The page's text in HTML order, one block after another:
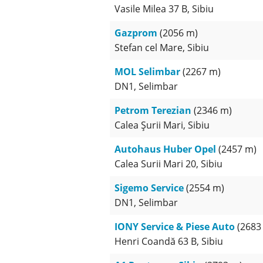
Vasile Milea 37 B, Sibiu
Gazprom (2056 m)
Stefan cel Mare, Sibiu
MOL Selimbar(2267 m)
DN1, Selimbar
Petrom Terezian (2346 m)
Calea Șurii Mari, Sibiu
Autohaus Huber Opel (2457 m)
Calea Surii Mari 20, Sibiu
Sigemo Service(2554 m)
DN1, Selimbar
IONY Service & Piese Auto
Henri Coandă 63 B, Sibiu